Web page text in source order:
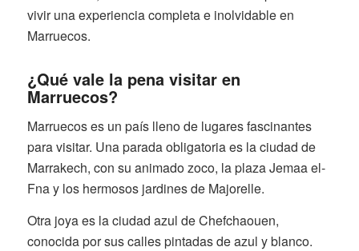
vivir una experiencia completa e inolvidable en
Marruecos.
¿Qué vale la pena visitar en
Marruecos?
Marruecos es un país lleno de lugares fascinantes
para visitar. Una parada obligatoria es la ciudad de
Marrakech, con su animado zoco, la plaza Jemaa el-
Fna y los hermosos jardines de Majorelle.
Otra joya es la ciudad azul de Chefchaouen,
conocida por sus calles pintadas de azul y blanco.